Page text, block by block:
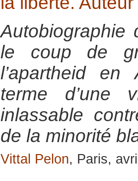
Autobiographie
le coup de
l’apartheid
terme d’une
inlassable
de la minorité
Vittal Pelon, Paris,